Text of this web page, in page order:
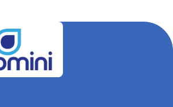
para tratamento de água
filtrantes
indústria